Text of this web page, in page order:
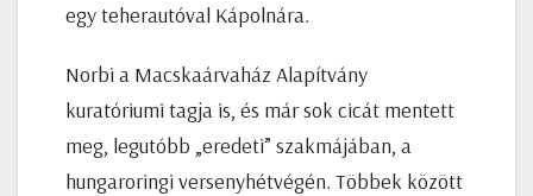
egy teherautóval Kápolnára.
Norbi a Macskaárvaház Alapítvány
kuratóriumi tagja is, és már sok cicát mentett
meg, legutóbb „eredeti” szakmájában, a
hungaroringi versenyhétvégén. Többek között